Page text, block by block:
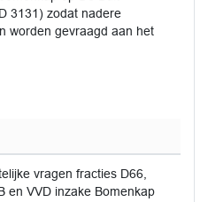
3131) zodat nadere
worden gevraagd aan het
vragen fracties D66,
en VVD inzake Bomenkap